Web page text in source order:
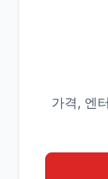
가격, 엔